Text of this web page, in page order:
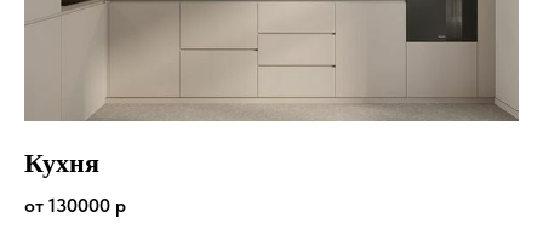
Кухня
от 130000 р